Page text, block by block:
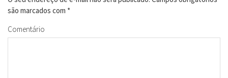
são marcados com *
Comentário